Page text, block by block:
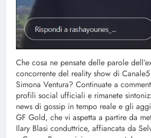
Che cosa ne pensate delle parole
concorrente del reality show di
Simona Ventura? Continuate a
profili social ufficiali e rimanete
news di gossip in tempo reale e gli
GF Gold, che vi aspetta a partire da
Ilary Blasi conduttrice, affiancata da